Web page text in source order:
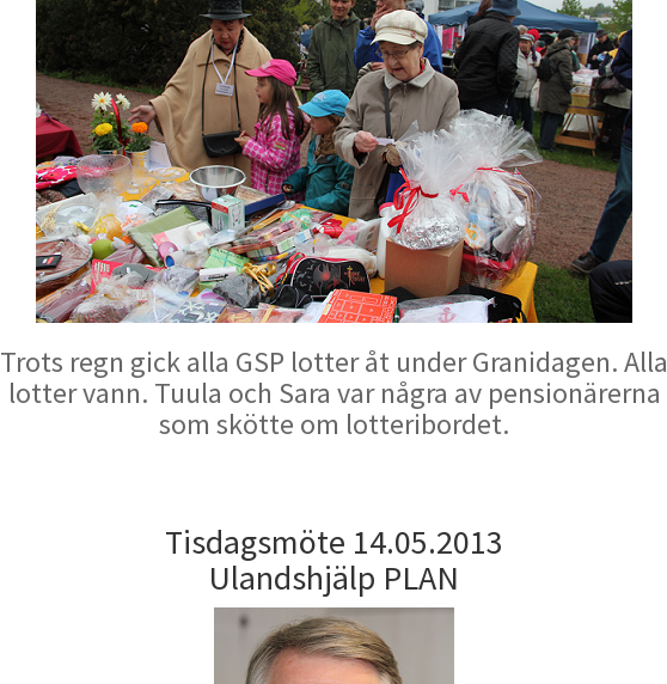
Trots regn gick alla GSP lotter åt under Granidagen. Alla
lotter vann. Tuula och Sara var några av pensionärerna
som skötte om lotteribordet.
Tisdagsmöte 14.05.2013
Ulandshjälp PLAN